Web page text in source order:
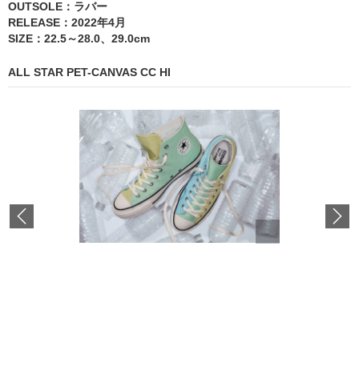
OUTSOLE：ラバー
RELEASE：2022年4月
SIZE：22.5～28.0、29.0cm
ALL STAR PET-CANVAS CC HI
Previous